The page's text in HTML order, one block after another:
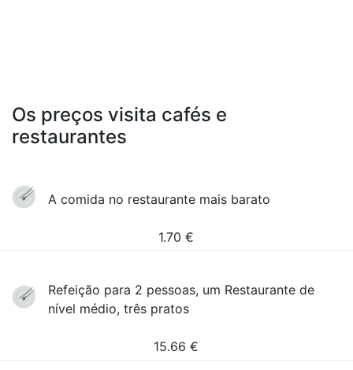
Os preços visita cafés e
restaurantes
A comida no restaurante mais barato
1.70 €
Refeição para 2 pessoas, um Restaurante de
nível médio, três pratos
15.66 €